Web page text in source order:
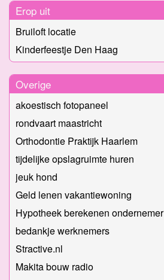
Erop uit
Bruiloft locatie
Kinderfeestje Den Haag
Overige
akoestisch fotopaneel
rondvaart maastricht
Orthodontie Praktijk Haarlem
tijdelijke opslagruimte huren
jeuk hond
Geld lenen vakantiewoning
Hypotheek berekenen ondernemer
bedankje werknemers
Stractive.nl
Makita bouw radio